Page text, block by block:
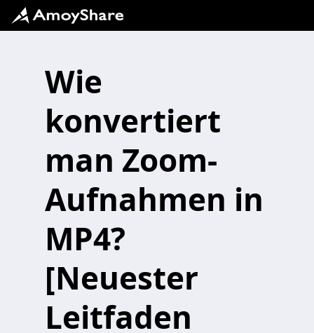
Wie
konvertiert
man Zoom-
Aufnahmen in
MP4?
[Neuester
Leitfaden